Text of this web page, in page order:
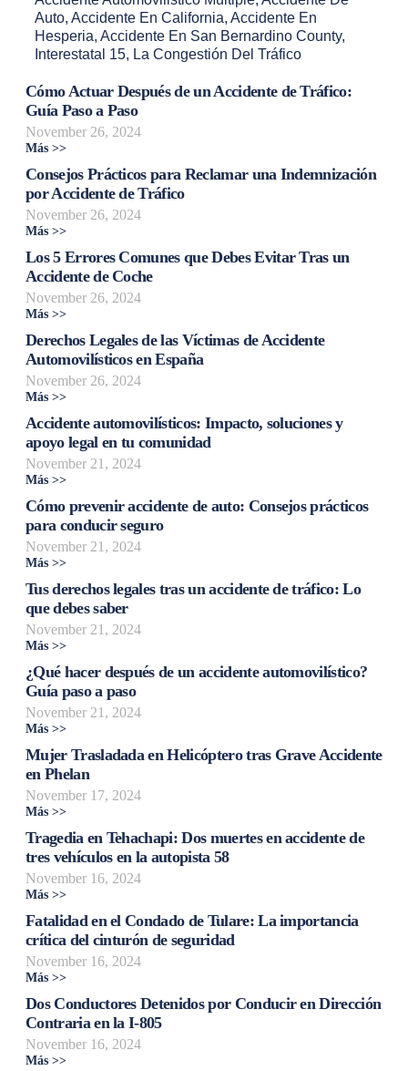
Auto, Accidente En California, Accidente En
Hesperia, Accidente En San Bernardino County,
Interestatal 15, La Congestión Del Tráfico
Cómo Actuar Después de un Accidente de Tráfico:
Guía Paso a Paso
November 26, 2024
Más >>
Consejos Prácticos para Reclamar una Indemnización
por Accidente de Tráfico
November 26, 2024
Más >>
Los 5 Errores Comunes que Debes Evitar Tras un
Accidente de Coche
November 26, 2024
Más >>
Derechos Legales de las Víctimas de Accidente
Automovilísticos en España
November 26, 2024
Más >>
Accidente automovilísticos: Impacto, soluciones y
apoyo legal en tu comunidad
November 21, 2024
Más >>
Cómo prevenir accidente de auto: Consejos prácticos
para conducir seguro
November 21, 2024
Más >>
Tus derechos legales tras un accidente de tráfico: Lo
que debes saber
November 21, 2024
Más >>
¿Qué hacer después de un accidente automovilístico?
Guía paso a paso
November 21, 2024
Más >>
Mujer Trasladada en Helicóptero tras Grave Accidente
en Phelan
November 17, 2024
Más >>
Tragedia en Tehachapi: Dos muertes en accidente de
tres vehículos en la autopista 58
November 16, 2024
Más >>
Fatalidad en el Condado de Tulare: La importancia
crítica del cinturón de seguridad
November 16, 2024
Más >>
Dos Conductores Detenidos por Conducir en Dirección
Contraria en la I-805
November 16, 2024
Más >>